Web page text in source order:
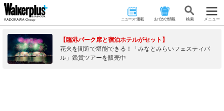
ニュース･連載 おでかけ情報 検 索 メニュー
【臨港パーク席と宿泊ホテルがセット】
花火を間近で堪能できる！「みなとみらいフェスティバ
ル」鑑賞ツアーを販売中